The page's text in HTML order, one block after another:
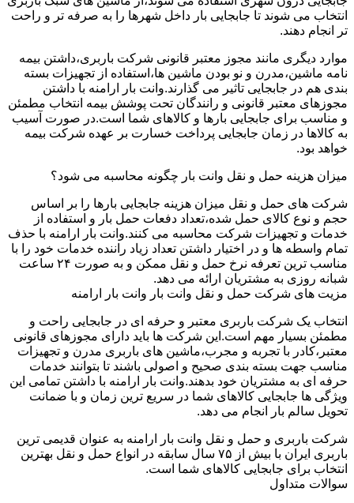
انتخاب می شوند تا جابجایی بار داخل شهرها را به صرفه تر و راحت
تر انجام دهند.
موارد دیگری مانند مجوز معتبر قانونی شرکت باربری،داشتن بیمه
نامه ماشین،مدرن و نو بودن ماشین ها،استفاده از تجهیزات بسته
بندی هم در جابجایی تاثیر می گذارند.وانت بار ارامنه با داشتن
مجوزهای معتبر قانونی و رانندگان تحت پوشش بیمه انتخاب مطمئن
و مناسب برای جابجایی بارها و کالاهای شما است.در صورت آسیب
به کالاها در زمان جابجایی پرداخت خسارت بر عهده شرکت بیمه
خواهد بود.
میزان هزینه حمل و نقل وانت بار چگونه محاسبه می شود؟
شرکت های حمل و نقل میزان هزینه جابجایی بارها را بر اساس
حجم و نوع کالای حمل شده،تعداد دفعات حمل بار و استفاده از
خدمات و تجهیزات شرکت محاسبه می کنند.وانت بار ارامنه با حذف
تمام واسطه ها و در اختیار داشتن تعداد زیاد راننده خدمات خود را با
مناسب ترین تعرفه نرخ حمل و نقل ممکن و به صورت ۲۴ ساعت
شبانه روزی به مشتریان ارائه می دهد.
مزیت های شرکت حمل و نقل وانت بار وانت بار ارامنه
انتخاب یک شرکت باربری معتبر و حرفه ای در جابجایی راحت و
مطمئن بسیار مهم است.این شرکت ها باید دارای مجوزهای قانونی
معتبر،کادر با تجربه و مجرب،ماشین های باربری مدرن و تجهیزات
مناسب جهت بسته بندی صحیح و اصولی باشند تا بتوانند خدمات
حرفه ای به مشتریان خود بدهند.وانت بار ارامنه با داشتن تمامی این
ویژگی ها جابجایی کالاهای شما در سریع ترین زمان و با ضمانت
تحویل سالم بار انجام می دهد.
شرکت باربری و حمل و نقل وانت بار ارامنه به عنوان قدیمی ترین
باربری ایران با بیش از ۷۵ سال سابقه در انواع حمل و نقل بهترین
انتخاب برای جابجایی کالاهای شما است.
سوالات متداول